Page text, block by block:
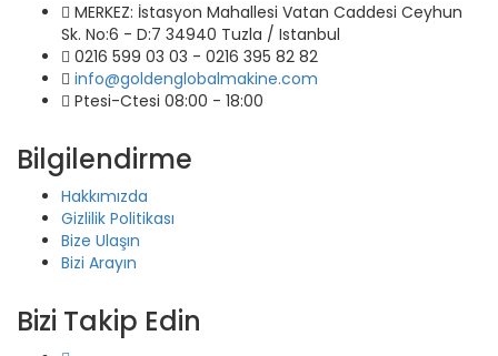
MERKEZ: İstasyon Mahallesi Vatan Caddesi Ceyhun
Sk. No:6 - D:7 34940 Tuzla / Istanbul
0216 599 03 03 - 0216 395 82 82
info@goldenglobalmakine.com
Ptesi-Ctesi 08:00 - 18:00
Bilgilendirme
Hakkımızda
Gizlilik Politikası
Bize Ulaşın
Bizi Arayın
Bizi Takip Edin